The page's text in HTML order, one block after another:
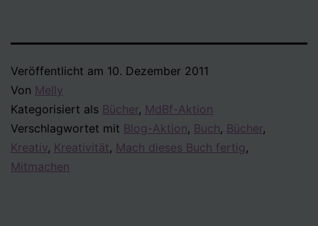
Veröffentlicht am 10. Dezember 2011
Von Melly
Kategorisiert als Bücher, MdBf-Aktion
Verschlagwortet mit Blog-Aktion, Buch, Bücher,
Kreativ, Kreativität, Mach dieses Buch fertig ,
Mitmachen